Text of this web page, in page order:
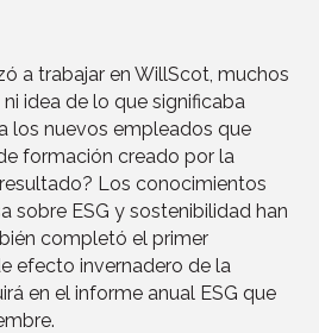
a trabajar en WillScot, muchos
idea de lo que significaba
los nuevos empleados que
formación creado por la
Los conocimientos
sobre ESG y sostenibilidad han
completó el primer
efecto invernadero de la
en el informe anual ESG que